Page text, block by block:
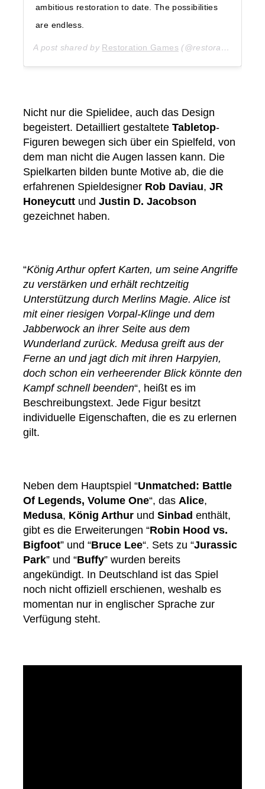
ambitious restoration to date. The possibilities
are endless.
A post shared by Restoration Games (@restorationgames) on
Nicht nur die Spielidee, auch das Design
begeistert. Detailliert gestaltete Tabletop-
Figuren bewegen sich über ein Spielfeld, von
dem man nicht die Augen lassen kann. Die
Spielkarten bilden bunte Motive ab, die die
erfahrenen Spieldesigner Rob Daviau, JR
Honeycutt und Justin D. Jacobson
gezeichnet haben.
“König Arthur opfert Karten, um seine Angriffe
zu verstärken und erhält rechtzeitig
Unterstützung durch Merlins Magie. Alice ist
mit einer riesigen Vorpal-Klinge und dem
Jabberwock an ihrer Seite aus dem
Wunderland zurück. Medusa greift aus der
Ferne an und jagt dich mit ihren Harpyien,
doch schon ein verheerender Blick könnte den
Kampf schnell beenden“, heißt es im
Beschreibungstext. Jede Figur besitzt
individuelle Eigenschaften, die es zu erlernen
gilt.
Neben dem Hauptspiel “Unmatched: Battle
Of Legends, Volume One“, das Alice,
Medusa, König Arthur und Sinbad enthält,
gibt es die Erweiterungen “Robin Hood vs.
Bigfoot” und “Bruce Lee“. Sets zu “Jurassic
Park” und “Buffy” wurden bereits
angekündigt. In Deutschland ist das Spiel
noch nicht offiziell erschienen, weshalb es
momentan nur in englischer Sprache zur
Verfügung steht.